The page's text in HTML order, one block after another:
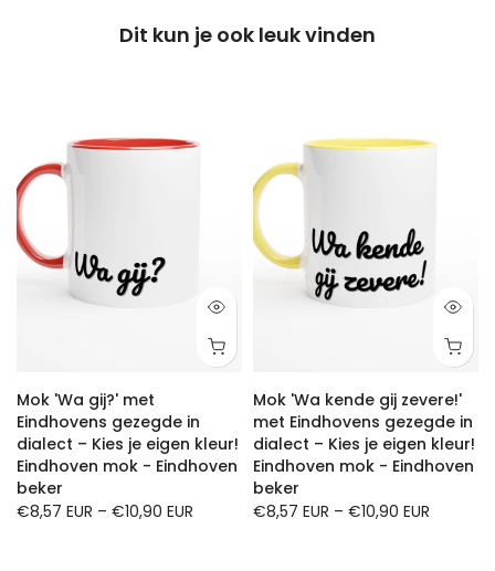
Dit kun je ook leuk vinden
Mok 'Wa gij?' met
Eindhovens gezegde in
dialect – Kies je eigen kleur!
Eindhoven mok - Eindhoven
beker
€8,57 EUR – €10,90 EUR
Mok 'Wa kende gij zevere!'
met Eindhovens gezegde in
dialect – Kies je eigen kleur!
Eindhoven mok - Eindhoven
beker
€8,57 EUR – €10,90 EUR